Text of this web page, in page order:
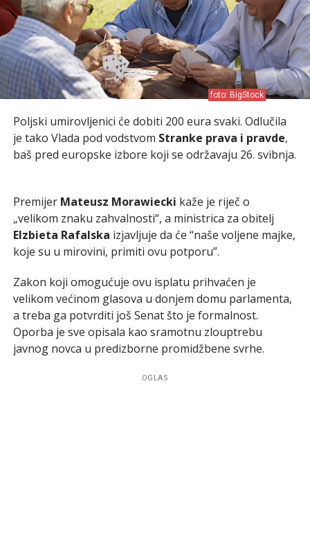
foto: BigStock
Poljski umirovljenici će dobiti 200 eura svaki. Odlučila
je tako Vlada pod vodstvom Stranke prava i pravde,
baš pred europske izbore koji se održavaju 26. svibnja.
Premijer Mateusz Morawiecki kaže je riječ o
„velikom znaku zahvalnosti“, a ministrica za obitelj
Elzbieta Rafalska izjavljuje da će “naše voljene majke,
koje su u mirovini, primiti ovu potporu”.
Zakon koji omogućuje ovu isplatu prihvaćen je
velikom većinom glasova u donjem domu parlamenta,
a treba ga potvrditi još Senat što je formalnost.
Oporba je sve opisala kao sramotnu zlouptrebu
javnog novca u predizborne promidžbene svrhe.
OGLAS